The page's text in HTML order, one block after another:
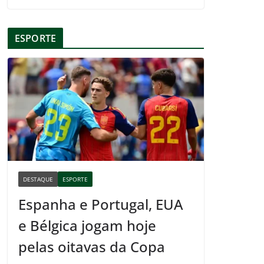
ESPORTE
DESTAQUE ESPORTE
Espanha e Portugal, EUA
e Bélgica jogam hoje
pelas oitavas da Copa